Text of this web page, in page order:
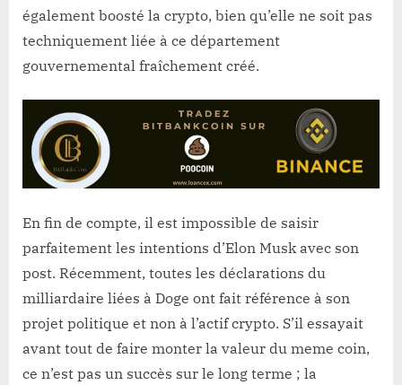
également boosté la crypto, bien qu’elle ne soit pas
techniquement liée à ce département
gouvernemental fraîchement créé.
En fin de compte, il est impossible de saisir
parfaitement les intentions d’Elon Musk avec son
post. Récemment, toutes les déclarations du
milliardaire liées à Doge ont fait référence à son
projet politique et non à l’actif crypto. S’il essayait
avant tout de faire monter la valeur du meme coin,
ce n’est pas un succès sur le long terme ; la